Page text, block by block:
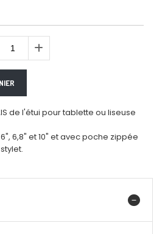
de l'étui pour tablette ou liseuse
6,8" et 10" et avec poche zippée